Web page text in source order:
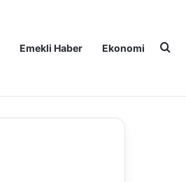
Emekli Haber Ekonomi